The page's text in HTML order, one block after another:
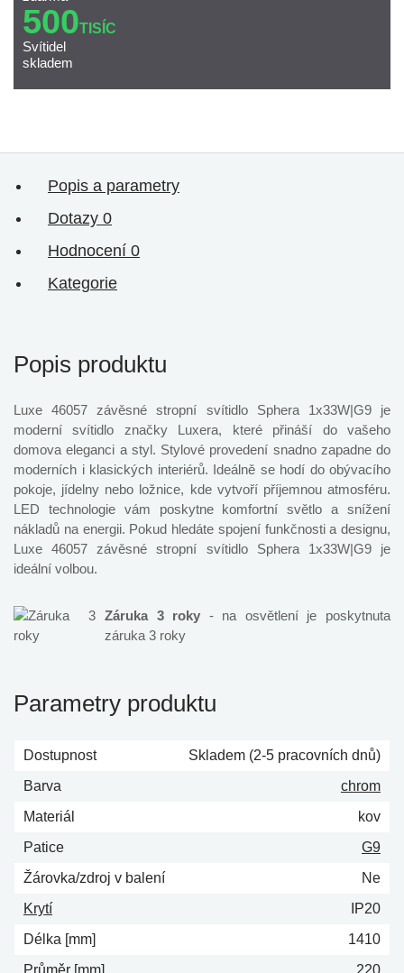
500TISÍC
Svítidel
skladem
Popis a parametry
Dotazy 0
Hodnocení 0
Kategorie
Popis produktu
Luxe 46057 závěsné stropní svítidlo Sphera 1x33W|G9 je
moderní svítidlo značky Luxera, které přináší do vašeho
domova eleganci a styl. Stylové provedení snadno zapadne do
moderních i klasických interiérů. Ideálně se hodí do obývacího
pokoje, jídelny nebo ložnice, kde vytvoří příjemnou atmosféru.
LED technologie vám poskytne komfortní světlo a snížení
nákladů na energii. Pokud hledáte spojení funkčnosti a designu,
Luxe 46057 závěsné stropní svítidlo Sphera 1x33W|G9 je
ideální volbou.
Záruka 3 roky - na osvětlení je poskytnuta
záruka 3 roky
Parametry produktu
Dostupnost
Skladem (2-5 pracovních dnů)
Barva
chrom
Materiál
kov
Patice
G9
Žárovka/zdroj v balení
Ne
Krytí
IP20
Délka [mm]
1410
Průměr [mm]
220